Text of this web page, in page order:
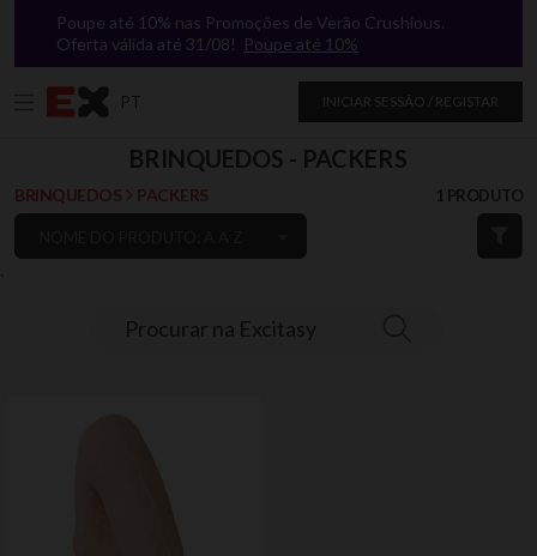
`
Poupe até 10% nas Promoções de Verão Crushious.
Oferta válida até 31/08! Poupe até 10%
PT INICIAR SESSÃO / REGISTAR
Procurar na Excitasy
BRINQUEDOS - PACKERS
BRINQUEDOS PACKERS 1 PRODUTO